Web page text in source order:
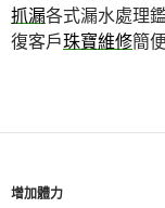
抓漏各式漏水處理
復客戶珠寶維修簡
增加體力